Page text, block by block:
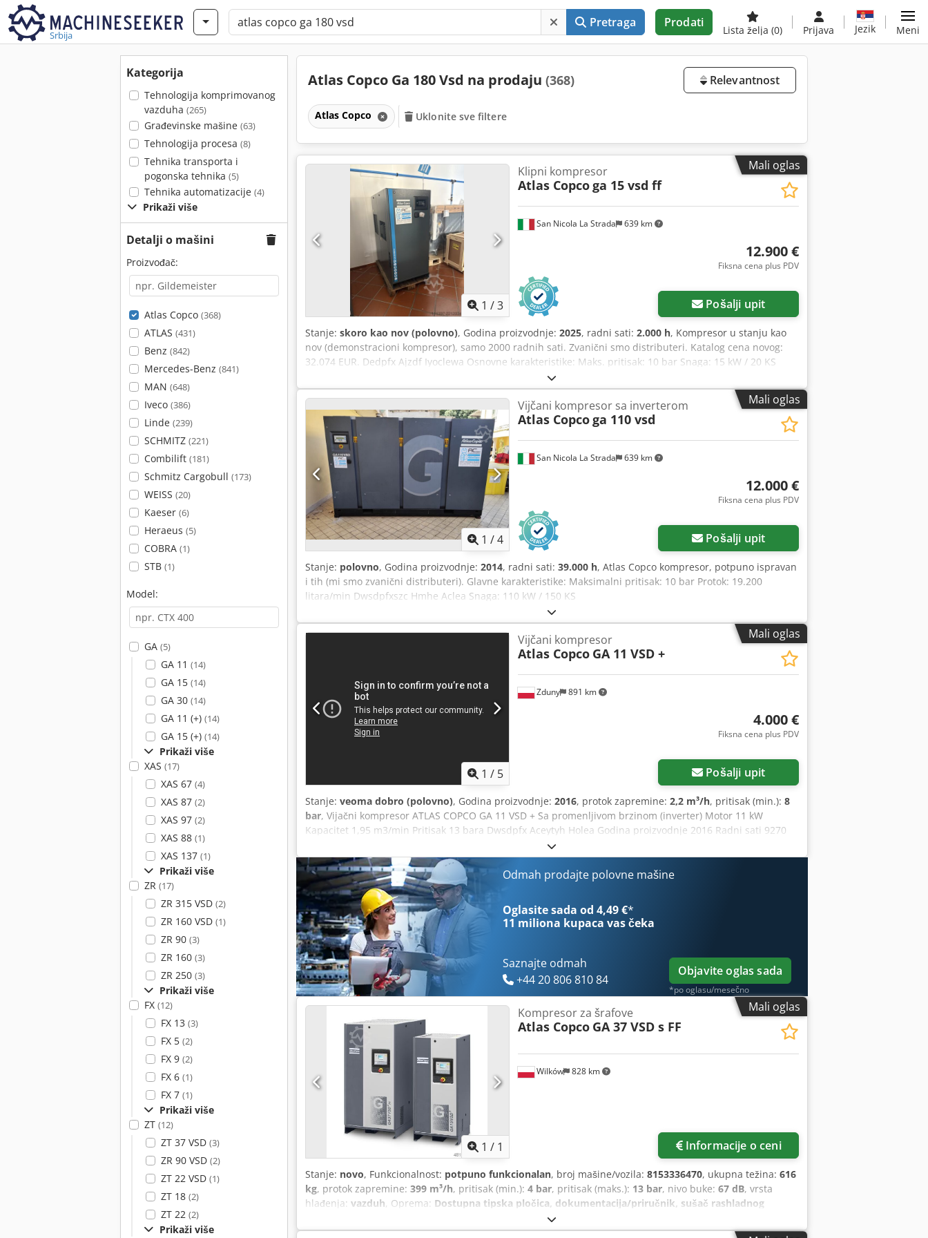
Srbija
Pretraga Prodati
Lista želja (0) Prijava Jezik Meni
Kategorija
Tehnologija komprimovanog
vazduha (265)
Građevinske mašine (63)
Tehnologija procesa (8)
Tehnika transporta i
pogonska tehnika (5)
Tehnika automatizacije (4)
Prikaži više
Detalji o mašini
Proizvođač:
Atlas Copco (368)
ATLAS (431)
Benz (842)
Mercedes-Benz (841)
MAN (648)
Iveco (386)
Linde (239)
SCHMITZ (221)
Combilift (181)
Schmitz Cargobull (173)
WEISS (20)
Kaeser (6)
Heraeus (5)
COBRA (1)
STB (1)
Model:
GA (5)
GA 11 (14)
GA 15 (14)
GA 30 (14)
GA 11 (+) (14)
GA 15 (+) (14)
Prikaži više
XAS (17)
XAS 67 (4)
XAS 87 (2)
XAS 97 (2)
XAS 88 (1)
XAS 137 (1)
Prikaži više
ZR (17)
ZR 315 VSD (2)
ZR 160 VSD (1)
ZR 90 (3)
ZR 160 (3)
ZR 250 (3)
Prikaži više
FX (12)
FX 13 (3)
FX 5 (2)
FX 9 (2)
FX 6 (1)
FX 7 (1)
Prikaži više
ZT (12)
ZT 37 VSD (3)
ZR 90 VSD (2)
ZT 22 VSD (1)
ZT 18 (2)
ZT 22 (2)
Prikaži više
Atlas Copco Ga 180 Vsd na prodaju (368) Relevantnost
Atlas Copco Uklonite sve filtere
Mali oglas
1 /3
San Nicola La Strada 639 km
Klipni kompresor
Atlas Copcoga 15 vsd ff
12.900 €
Fiksna cena plus PDV
Pošalji upit
Stanje: skoro kao nov (polovno), Godina proizvodnje: 2025, radni sati: 2.000 h, Kompresor u stanju kao
nov (demonstracioni kompresor), samo 2000 radnih sati. Zvanični smo distributeri. Katalog cena novog:
32.074 EUR. Dedpfx Ajzdf Iyoclewa Osnovne karakteristike: Maks. pritisak: 10 bar Snaga: 15 kW / 20 KS
Mali oglas
1 /4
San Nicola La Strada 639 km
Vijčani kompresor sa inverterom
Atlas Copcoga 110 vsd
12.000 €
Fiksna cena plus PDV
Pošalji upit
Stanje: polovno, Godina proizvodnje: 2014, radni sati: 39.000 h, Atlas Copco kompresor, potpuno ispravan
i tih (mi smo zvanični distributeri). Glavne karakteristike: Maksimalni pritisak: 10 bar Protok: 19.200
litara/min Dwsdpfxszc Hmhe Aclea Snaga: 110 kW / 150 KS
Mali oglas
1 / 5
Zduny 891 km
Vijčani kompresor
Atlas Copco GA 11 VSD +
4.000 €
Fiksna cena plus PDV
Pošalji upit
Stanje: veoma dobro (polovno), Godina proizvodnje: 2016, protok zapremine: 2,2 m³/h, pritisak (min.): 8
bar, Vijačni kompresor ATLAS COPCO GA 11 VSD + Sa promenljivom brzinom (inverter) Motor 11 kW
Kapacitet 1,95 m3/min Pritisak 13 bara Dwsdpfx Aceytyh Holea Godina proizvodnje 2016 Radni sati 9270
Odmah prodajte polovne mašine
Oglasite sada od 4,49 €*
11 miliona kupaca vas čeka
Saznajte odmah
+44 20 806 810 84
Objavite oglas sada
*po oglasu/mesečno
Mali oglas
1 / 1
Wilków 828 km
Kompresor za šrafove
Atlas Copco GA 37 VSD s FF
Informacije o ceni
Stanje: novo, Funkcionalnost: potpuno funkcionalan, broj mašine/vozila: 8153336470, ukupna težina: 616
kg, protok zapremine: 399 m³/h, pritisak (min.): 4 bar, pritisak (maks.): 13 bar, nivo buke: 67 dB, vrsta
hlađenja: vazduh, Oprema: Dostupna tipska pločica, dokumentacija/priručnik, sušač rashladnog
, Mi smo kompanija specijalizovana za industriju komprimovanog vazduha više od 20 godina.
Profesionalan nivo usluge i visok kvalitet robe koju nudi naša kompanija – "dokazana" na tržištu –